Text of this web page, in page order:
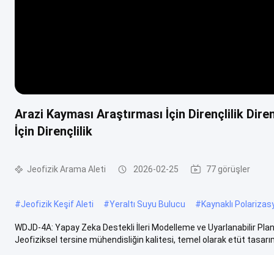
Arazi Kayması Araştırması İçin Dirençlilik
İçin Dirençlilik
Jeofizik Arama Aleti 2026-02-25 77 görüşler
#Jeofizik Keşif Aleti #Yeraltı Suyu Bulucu #Kaynaklı
WDJD-4A: Yapay Zeka Destekli İleri Modelleme ve Uyarlanabilir
Jeofiziksel tersine mühendisliğin kalitesi, temel olarak etüt